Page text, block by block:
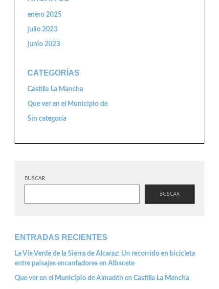
enero 2025
julio 2023
junio 2023
CATEGORÍAS
Castilla La Mancha
Que ver en el Municipio de
Sin categoría
BUSCAR
BUSCAR
ENTRADAS RECIENTES
La Vía Verde de la Sierra de Alcaraz: Un recorrido en bicicleta
entre paisajes encantadores en Albacete
Que ver en el Municipio de Almadén en Castilla La Mancha